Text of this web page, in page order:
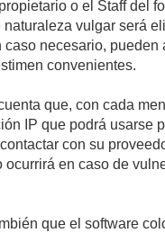
o el Staff del
vulgar será
caso necesario, pueden
convenientes.
que, con cada
IP que podrá usarse
con su
ocurrirá en caso de
que el software